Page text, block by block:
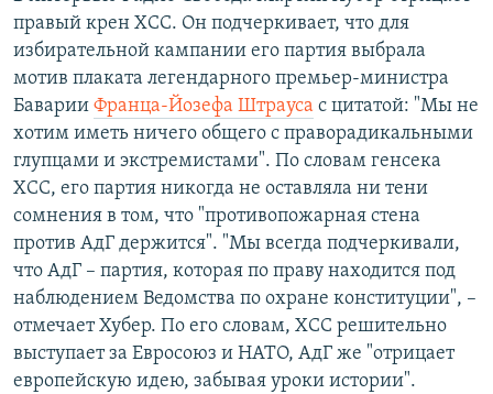
правый крен ХСС. Он подчеркивает, что для
избирательной кампании его партия выбрала
мотив плаката легендарного премьер-министра
Баварии Франца-Йозефа Штрауса с цитатой: "Мы не
хотим иметь ничего общего с праворадикальными
глупцами и экстремистами". По словам генсека
ХСС, его партия никогда не оставляла ни тени
сомнения в том, что "противопожарная стена
против АдГ держится". "Мы всегда подчеркивали,
что АдГ – партия, которая по праву находится под
наблюдением Ведомства по охране конституции", –
отмечает Хубер. По его словам, ХСС решительно
выступает за Евросоюз и НАТО, АдГ же "отрицает
европейскую идею, забывая уроки истории".